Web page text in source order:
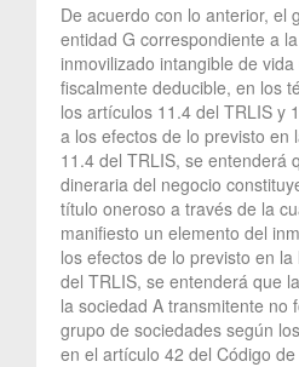
De acuerdo con lo anterior, el
entidad G correspondiente a
inmovilizado intangible de
fiscalmente deducible, en los
los artículos 11.4 del TRLIS y
a los efectos de lo previsto en
11.4 del TRLIS, se entenderá
dineraria del negocio
título oneroso a través de la
manifiesto un elemento del
los efectos de lo previsto en
del TRLIS, se entenderá que
la sociedad A transmitente no
grupo de sociedades según
en el artículo 42 del Código